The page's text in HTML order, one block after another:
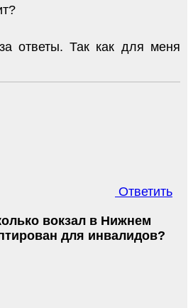
ответы. Так как для меня
Ответить
вокзал в Нижнем
для инвалидов?